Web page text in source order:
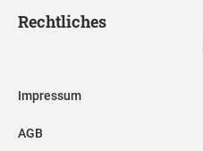
Rechtliches
Impressum
AGB